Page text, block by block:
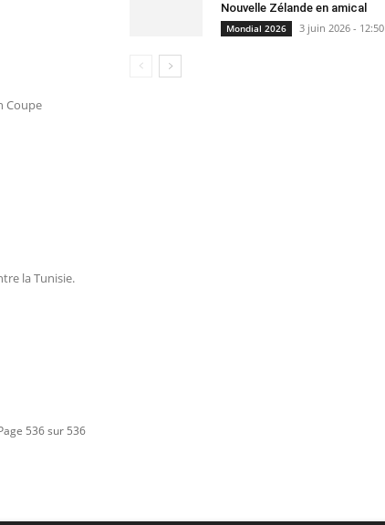
Coupe
la Tunisie.
536 sur 536
Nouvelle Zélande en amical
Mondial 2026 3 juin 2026 - 12:50